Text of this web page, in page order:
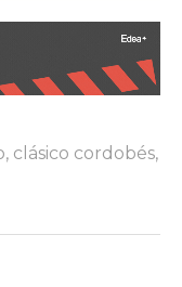
, clásico cordobés,